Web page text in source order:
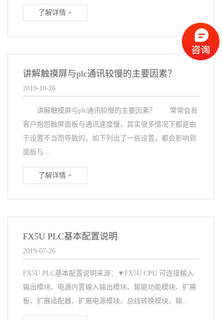
了解详情 +
讲解触摸屏与plc通讯较慢的主要因素？
2019-10-26
讲解触摸屏与plc通讯较慢的主要因素？ 常常会有
客户抱怨触屏面板与通讯速度慢，其实很多情况下都是由
于设置不当而导致的。如下列出了一些设置，都会影响到
面板与...
了解详情 +
FX5U PLC基本配置说明
2019-07-26
FX5U PLC基本配置说明来源：▼FX5U CPU:可连接输入
输出模块、电源内置输入输出模块、智能功能模块、扩展
板、扩展适配器、扩展电源模块、总线转换模块。输...